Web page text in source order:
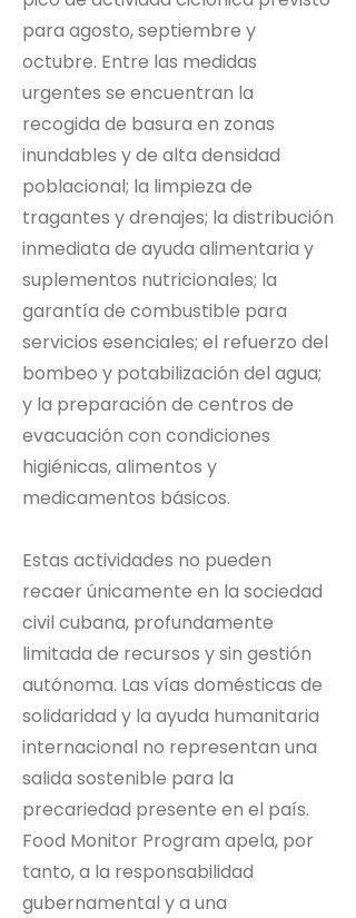
para agosto, septiembre y
octubre. Entre las medidas
urgentes se encuentran la
recogida de basura en zonas
inundables y de alta densidad
poblacional; la limpieza de
tragantes y drenajes; la distribución
inmediata de ayuda alimentaria y
suplementos nutricionales; la
garantía de combustible para
servicios esenciales; el refuerzo del
bombeo y potabilización del agua;
y la preparación de centros de
evacuación con condiciones
higiénicas, alimentos y
medicamentos básicos.
Estas actividades no pueden
recaer únicamente en la sociedad
civil cubana, profundamente
limitada de recursos y sin gestión
autónoma. Las vías domésticas de
solidaridad y la ayuda humanitaria
internacional no representan una
salida sostenible para la
precariedad presente en el país.
Food Monitor Program apela, por
tanto, a la responsabilidad
gubernamental y a una